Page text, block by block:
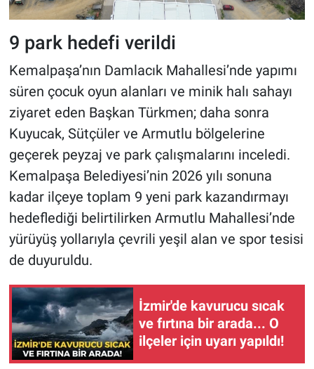
9 park hedefi verildi
Kemalpaşa’nın Damlacık Mahallesi’nde yapımı
süren çocuk oyun alanları ve minik halı sahayı
ziyaret eden Başkan Türkmen; daha sonra
Kuyucak, Sütçüler ve Armutlu bölgelerine
geçerek peyzaj ve park çalışmalarını inceledi.
Kemalpaşa Belediyesi’nin 2026 yılı sonuna
kadar ilçeye toplam 9 yeni park kazandırmayı
hedeflediği belirtilirken Armutlu Mahallesi’nde
yürüyüş yollarıyla çevrili yeşil alan ve spor tesisi
de duyuruldu.
İzmir'de kavurucu sıcak
ve fırtına bir arada... O
ilçeler için uyarı yapıldı!